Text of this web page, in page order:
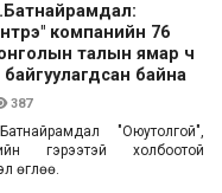
компанийн 76
талын ямар ч
байгуулагдсан байна
387
"Оюутолгой",
гэрээтэй холбоотой
өглөө.